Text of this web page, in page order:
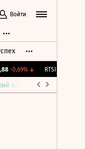
Войти
-0,69%↓ RTSI 884,56
парламент